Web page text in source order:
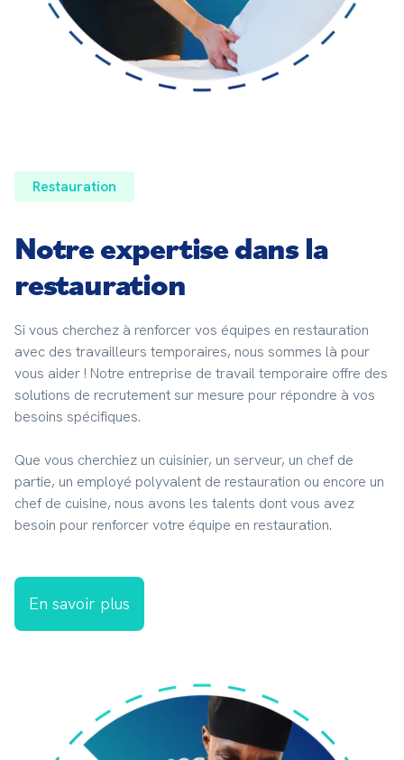
Restauration
Notre expertise dans la
restauration
Si vous cherchez à renforcer vos équipes en restauration
avec des travailleurs temporaires, nous sommes là pour
vous aider ! Notre entreprise de travail temporaire offre des
solutions de recrutement sur mesure pour répondre à vos
besoins spécifiques.
Que vous cherchiez un cuisinier, un serveur, un chef de
partie, un employé polyvalent de restauration ou encore un
chef de cuisine, nous avons les talents dont vous avez
besoin pour renforcer votre équipe en restauration.
En savoir plus